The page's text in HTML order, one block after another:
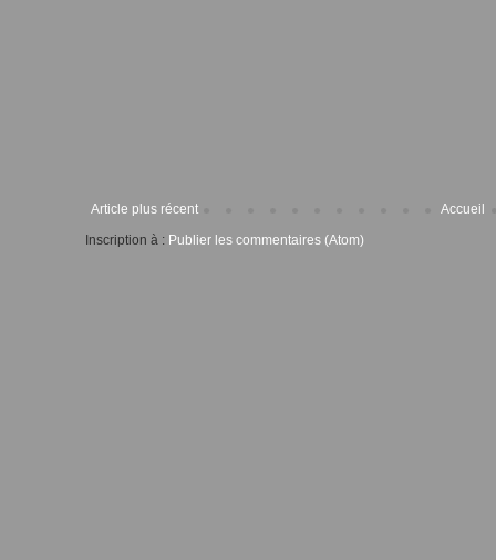
Article plus récent
Accueil
Inscription à : Publier les commentaires (Atom)